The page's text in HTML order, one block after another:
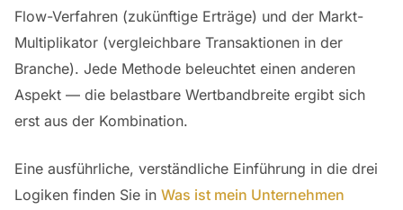
Flow-Verfahren (zukünftige Erträge) und der Markt-
Multiplikator (vergleichbare Transaktionen in der
Branche). Jede Methode beleuchtet einen anderen
Aspekt — die belastbare Wertbandbreite ergibt sich
erst aus der Kombination.
Eine ausführliche, verständliche Einführung in die drei
Logiken finden Sie in Was ist mein Unternehmen